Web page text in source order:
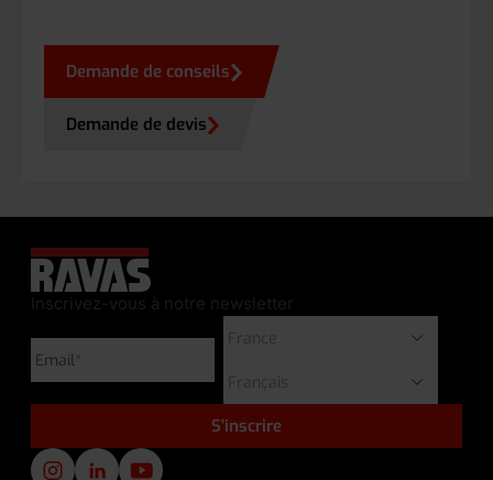
Demande de conseils
Demande de devis
Inscrivez-vous à notre newsletter